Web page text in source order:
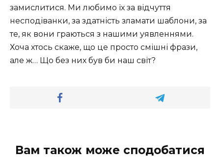
замислитися. Ми любимо їх за відчуття
несподіванки, за здатність зламати шаблони, за
те, як вони граються з нашими уявленнями.
Хоча хтось скаже, що це просто смішні фрази,
але ж… Що без них був би наш світ?
Вам також може сподобатися